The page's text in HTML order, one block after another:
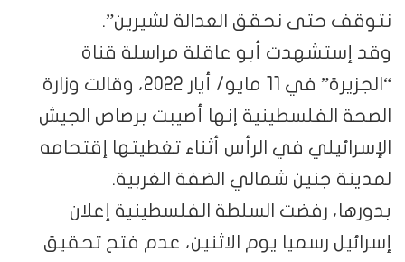
نتوقف حتى نحقق العدالة لشيرين”.
وقد إستشهدت أبو عاقلة مراسلة قناة
“الجزيرة” في 11 مايو/ أيار 2022، وقالت وزارة
الصحة الفلسطينية إنها أصيبت برصاص الجيش
الإسرائيلي في الرأس أثناء تغطيتها إقتحامه
لمدينة جنين شمالي الضفة الغربية.
بدورها، رفضت السلطة الفلسطينية إعلان
إسرائيل رسميا يوم الاثنين، عدم فتح تحقيق